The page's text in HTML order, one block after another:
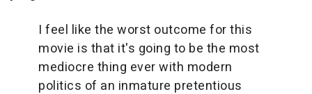
I feel like the worst outcome for this
movie is that it's going to be the most
mediocre thing ever with modern
politics of an inmature pretentious